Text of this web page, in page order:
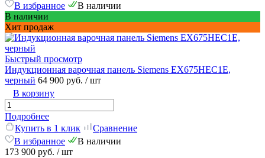
В избранное
В наличии
В наличии
Хит продаж
Быстрый просмотр
Индукционная варочная панель Siemens EX675HEC1E,
черный 64 900 руб. / шт
В корзину
Подробнее
Купить в 1 клик
Сравнение
В избранное
В наличии
173 900 руб. / шт